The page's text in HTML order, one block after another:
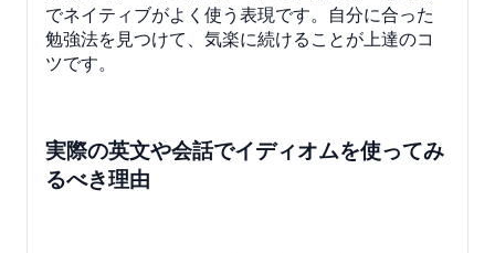
でネイティブがよく使う表現です。自分に合った
勉強法を見つけて、気楽に続けることが上達のコ
ツです。
実際の英文や会話でイディオムを使ってみ
るべき理由